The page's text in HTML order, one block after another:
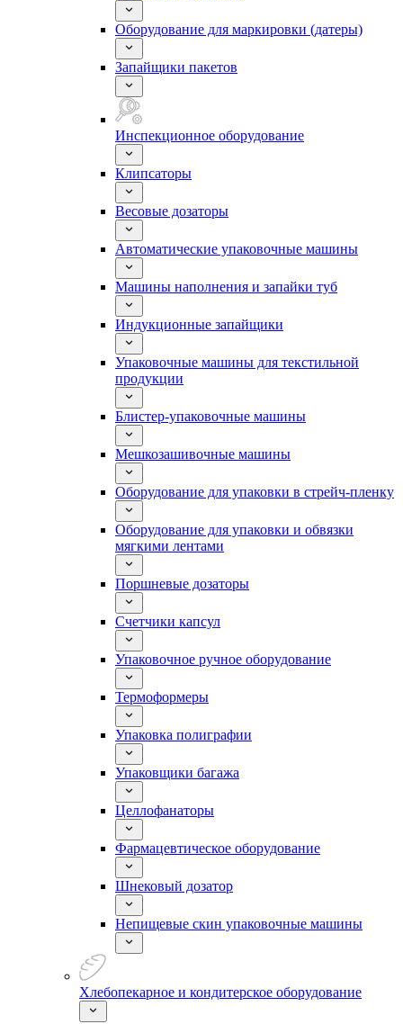
Оборудование для маркировки (датеры)
Запайщики пакетов
Инспекционное оборудование
Клипсаторы
Весовые дозаторы
Автоматические упаковочные машины
Машины наполнения и запайки туб
Индукционные запайщики
Упаковочные машины для текстильной
продукции
Блистер-упаковочные машины
Мешкозашивочные машины
Оборудование для упаковки в стрейч-пленку
Оборудование для упаковки и обвязки
мягкими лентами
Поршневые дозаторы
Счетчики капсул
Упаковочное ручное оборудование
Термоформеры
Упаковка полиграфии
Упаковщики багажа
Целлофанаторы
Фармацевтическое оборудование
Шнековый дозатор
Непищевые скин упаковочные машины
Хлебопекарное и кондитерское оборудование